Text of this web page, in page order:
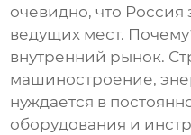
очевидно, что Россия
ведущих мест.
внутренний рынок.
машиностроение,
нуждается в
оборудования и